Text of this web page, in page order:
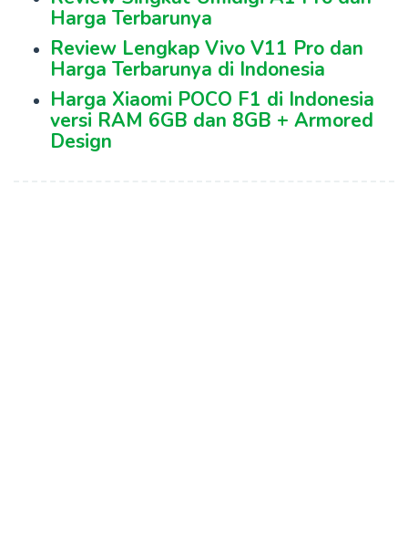
Harga Terbarunya
Review Lengkap Vivo V11 Pro dan
Harga Terbarunya di Indonesia
Harga Xiaomi POCO F1 di Indonesia
versi RAM 6GB dan 8GB + Armored
Design